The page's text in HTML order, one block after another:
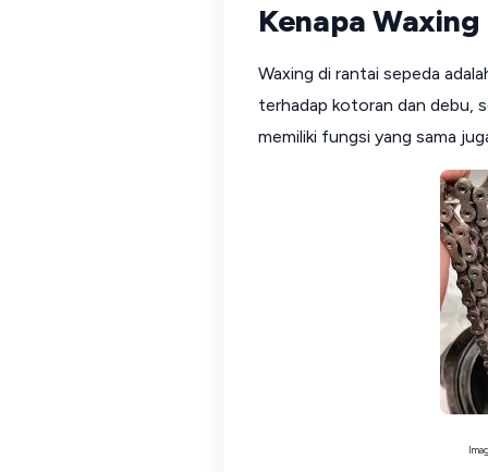
Kenapa
Waxing di rantai sepeda
terhadap kotoran dan debu,
memiliki fungsi yang sama